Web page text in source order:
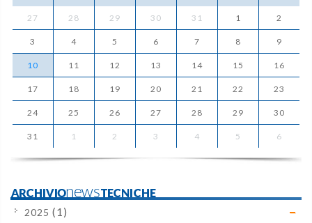
27 28 29 30 31 1 2
3 4 5 6 7 8 9
10 11 12 13 14 15 16
17 18 19 20 21 22 23
24 25 26 27 28 29 30
31 1 2 3 4 5 6
ARCHIVIOnewsTECNICHE
2025 (1)